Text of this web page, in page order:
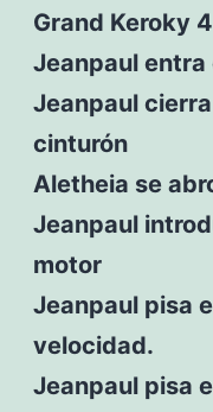
Grand Keroky
Jeanpaul entra
Jeanpaul
cinturón
Aletheia se
Jeanpaul
motor
Jeanpaul pisa
velocidad.
Jeanpaul pisa